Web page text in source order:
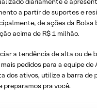
a partir de suportes e
de ações da Bolsa
acima de R$ 1 milhão.
a tendência de alta ou de
pedidos para a equipe de
dos ativos, utilize a barra de
preparamos pra você.